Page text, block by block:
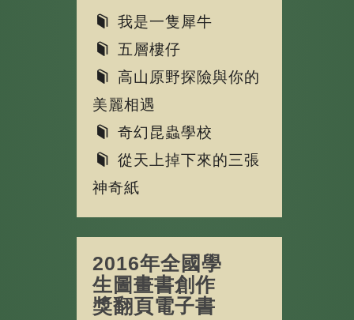
我是一隻犀牛
五層樓仔
高山原野探險與你的
美麗相遇
奇幻昆蟲學校
從天上掉下來的三張
神奇紙
2016年全國學
生圖畫書創作
獎翻頁電子書